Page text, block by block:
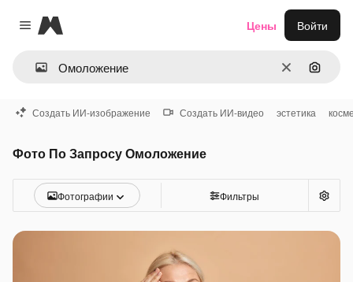
Close menu
Magnific
ОчиститьПоиск
Цены Войти
Создать ИИ-изображение Создать ИИ-видео эстетика
Фото По Запросу Омоложение
Фотографии Фильтры